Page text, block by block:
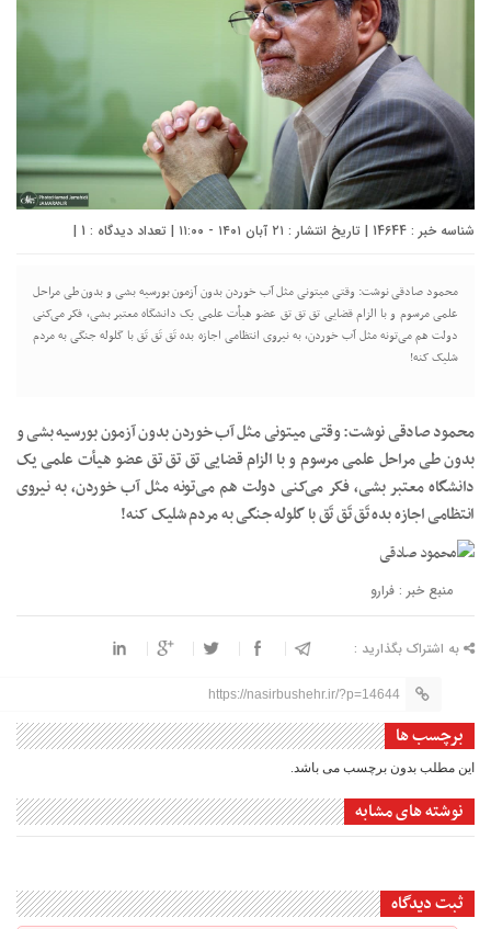
شناسه خبر : 14644 | تاریخ انتشار : ۲۱ آبان ۱۴۰۱ - ۱۱:۰۰ | تعداد دیدگاه : 1
|
محمود صادقی نوشت: وقتی میتونی مثل آب خوردن بدون آزمون بورسیه بشی و بدون طی مراحل
علمی مرسوم و با الزام قضایی تق تق تق عضو هیأت علمی یک دانشگاه معتبر بشی، فکر می‌کنی
دولت هم می‌تونه مثل آب خوردن، به نیروی انتظامی اجازه بده تَق تَق تَق با گلوله جنگی به مردم
شلیک کنه!
محمود صادقی نوشت: وقتی میتونی مثل آب خوردن بدون آزمون بورسیه بشی و
بدون طی مراحل علمی مرسوم و با الزام قضایی تق تق تق عضو هیأت علمی یک
دانشگاه معتبر بشی، فکر می‌کنی دولت هم می‌تونه مثل آب خوردن، به نیروی
انتظامی اجازه بده تَق تَق تَق با گلوله جنگی به مردم شلیک کنه!
منبع خبر : فرارو
به اشتراک بگذارید :
https://nasirbushehr.ir/?p=14644
برچسب ها
این مطلب بدون برچسب می باشد.
نوشته های مشابه
ثبت دیدگاه